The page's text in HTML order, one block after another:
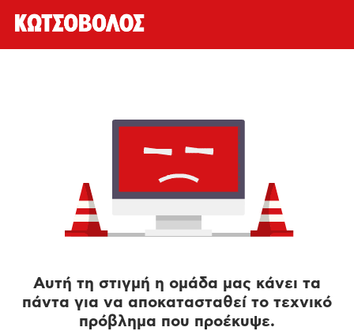
Αυτή τη στιγμή η ομάδα μας κάνει τα
πάντα για να αποκατασταθεί το τεχνικό
πρόβλημα που προέκυψε.